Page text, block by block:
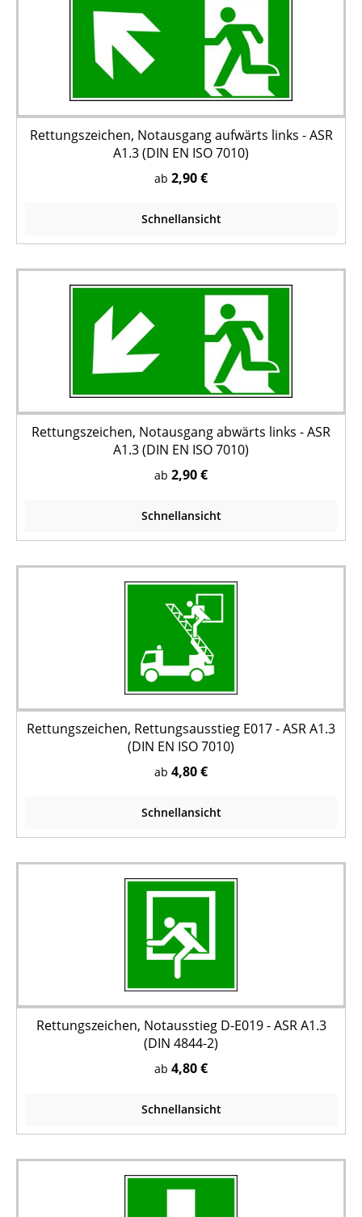
Rettungszeichen, Notausgang aufwärts links - ASR
A1.3 (DIN EN ISO 7010)
ab 2,90 €
Schnellansicht
Rettungszeichen, Notausgang abwärts links - ASR
A1.3 (DIN EN ISO 7010)
ab 2,90 €
Schnellansicht
Rettungszeichen, Rettungsausstieg E017 - ASR A1.3
(DIN EN ISO 7010)
ab 4,80 €
Schnellansicht
Rettungszeichen, Notausstieg D-E019 - ASR A1.3
(DIN 4844-2)
ab 4,80 €
Schnellansicht